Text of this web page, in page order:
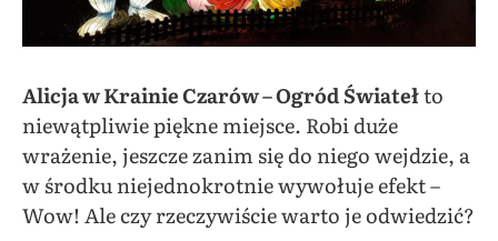
Alicja w Krainie Czarów – Ogród Światełto
niewątpliwie piękne miejsce. Robi duże
wrażenie, jeszcze zanim się do niego wejdzie, a
w środku niejednokrotnie wywołuje efekt –
Wow! Ale czy rzeczywiście warto je odwiedzić?